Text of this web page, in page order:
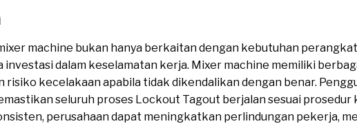
machine bukan hanya berkaitan dengan kebutuhan
investasi dalam keselamatan kerja. Mixer machine memiliki
risiko kecelakaan apabila tidak dikendalikan dengan benar.
seluruh proses Lockout Tagout berjalan sesuai prosedur
perusahaan dapat meningkatkan perlindungan pekerja,